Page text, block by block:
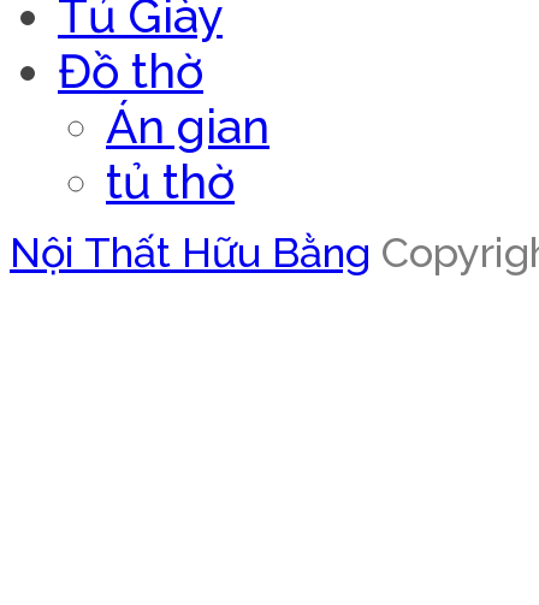
Tủ Giày
Đồ thờ
Án gian
tủ thờ
Nội Thất Hữu Bằng